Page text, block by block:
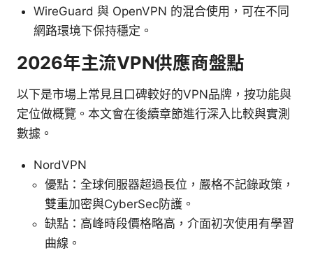
WireGuard 與 OpenVPN 的混合使用，可在不同
網路環境下保持穩定。
2026年主流VPN供應商盤點
以下是市場上常見且口碑較好的VPN品牌，按功能與
定位做概覽。本文會在後續章節進行深入比較與實測
數據。
NordVPN
優點：全球伺服器超過長位，嚴格不記錄政策，
雙重加密與CyberSec防護。
缺點：高峰時段價格略高，介面初次使用有學習
曲線。